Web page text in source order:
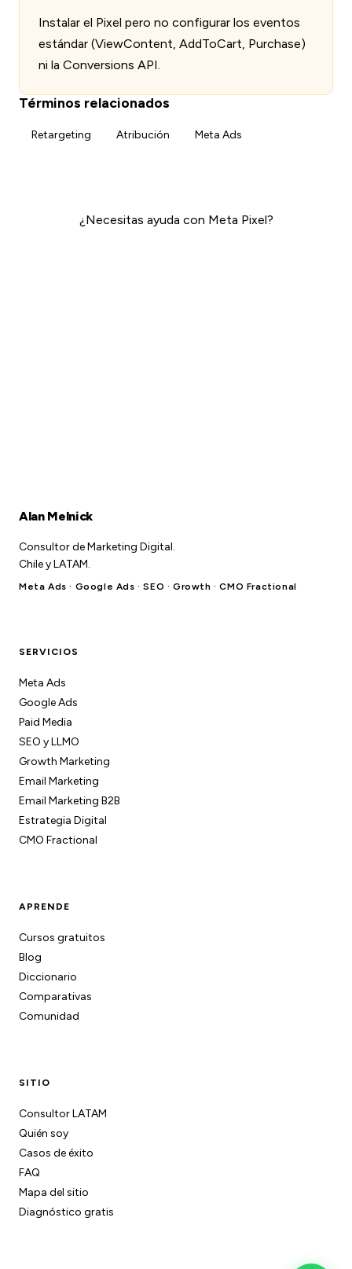
Instalar el Pixel pero no configurar los eventos
estándar (ViewContent, AddToCart, Purchase)
ni la Conversions API.
Términos relacionados
Retargeting Atribución Meta Ads
¿Necesitas ayuda con Meta Pixel?
Alan Melnick
Consultor de Marketing Digital.
Chile y LATAM.
Meta Ads · Google Ads · SEO · Growth · CMO Fractional
SERVICIOS
Meta Ads
Google Ads
Paid Media
SEO y LLMO
Growth Marketing
Email Marketing
Email Marketing B2B
Estrategia Digital
CMO Fractional
APRENDE
Cursos gratuitos
Blog
Diccionario
Comparativas
Comunidad
SITIO
Consultor LATAM
Quién soy
Casos de éxito
FAQ
Mapa del sitio
Diagnóstico gratis